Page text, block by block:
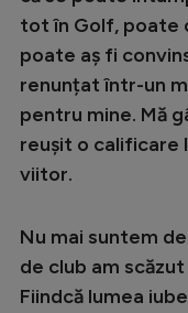
tot în Golf, poate
poate aș fi
renunțat într-un
pentru mine. Mă
reușit o calificare
viitor.
Nu mai suntem
de club am
Fiindcă lumea